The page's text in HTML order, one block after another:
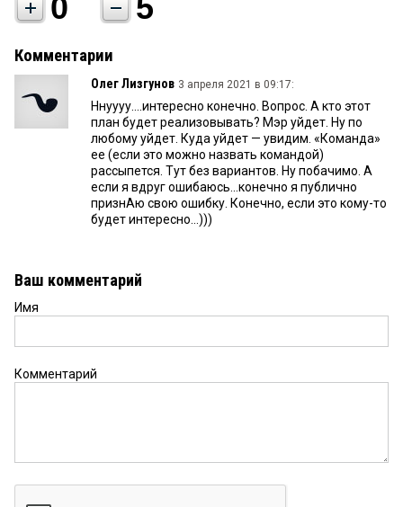
0 5
Комментарии
Олег Лизгунов 3 апреля 2021 в 09:17:
Ннуууу....интересно конечно. Вопрос. А кто этот
план будет реализовывать? Мэр уйдет. Ну по
любому уйдет. Куда уйдет — увидим. «Команда»
ее (если это можно назвать командой)
рассыпется. Тут без вариантов. Ну побачимо. А
если я вдруг ошибаюсь...конечно я публично
признАю свою ошибку. Конечно, если это кому-то
будет интересно...)))
Ваш комментарий
Имя
Комментарий